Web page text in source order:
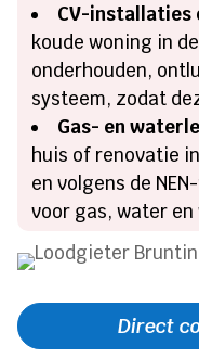
CV-installaties
koude woning in
onderhouden,
systeem, zodat
Gas- en
huis of renovatie
en volgens de
voor gas, water
Direct